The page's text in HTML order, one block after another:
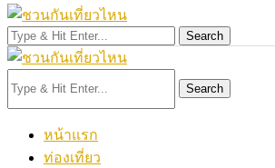
Search
Search
หน้าแรก
ท่องเที่ยว